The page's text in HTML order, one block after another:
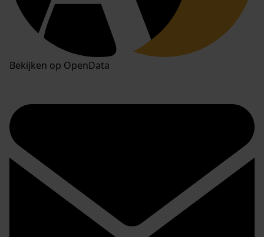
Bekijken op OpenData